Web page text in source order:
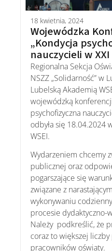
18 kwietnia, 2024
Wojewódzka
„Kondycja
nauczycieli w
Regionalna Sekcja
NSZZ „Solidarność” w
Lubelską Akademią
wojewódzką
psychofizyczna
odbyła się 18.04.2024
WSEI.
Wydarzeniem chcemy
publicznej oraz
pogarszające się
związane z
wykonywaniu
procesie dydaktyczno-
Należy podkreślić, że
coraz to większej
pracowników oświaty.